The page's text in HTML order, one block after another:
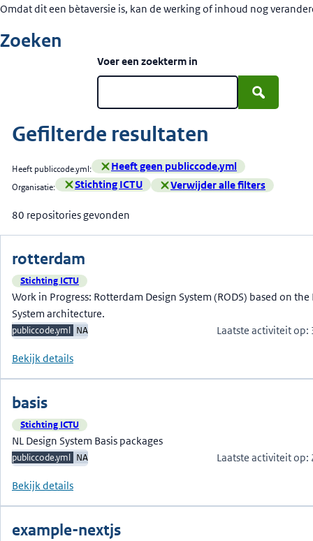
Omdat dit een bètaversie is, kan de werking of inhoud nog
Zoeken
Voer een zoekterm in
Gefilterde resultaten
Heeft publiccode.yml: Heeft geen publiccode.yml
- Klik om filter te verwijderen
Organisatie: Stichting ICTU
- Klik om filter te verwijderenVerwijder alle filters
80 repositories gevonden
rotterdam
Stichting ICTU
Work in Progress: Rotterdam Design System (RODS) based on the
System architecture.
publiccode.yml NA Laatste activiteit
Bekijk details
basis
Stichting ICTU
NL Design System Basis packages
publiccode.yml NA Laatste activiteit
Bekijk details
example-nextjs